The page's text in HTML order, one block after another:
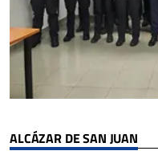
ALCÁZAR DE SAN JUAN